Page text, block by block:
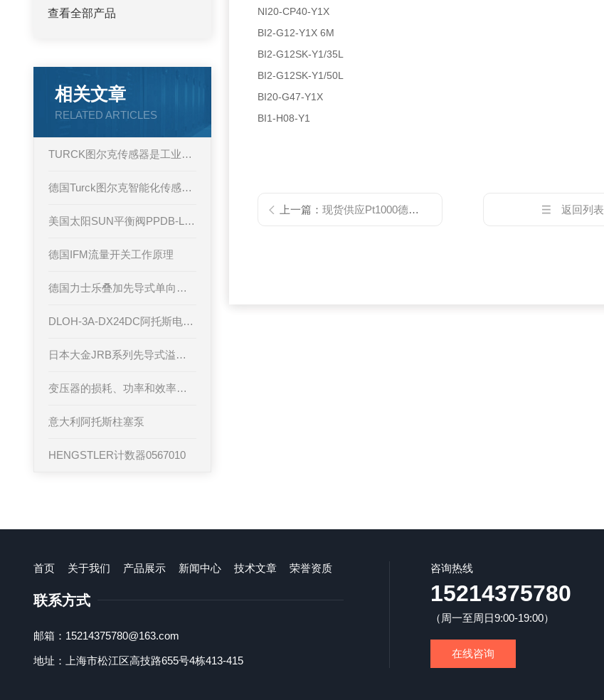
NI20-CP40-Y1X
BI2-G12-Y1X 6M
BI2-G12SK-Y1/35L
BI2-G12SK-Y1/50L
BI20-G47-Y1X
BI1-H08-Y1
上一篇：现货供应Pt1000德国易福门温度传感器 返回列表
查看全部产品
相关文章
RELATED ARTICLES
TURCK图尔克传感器是工业自动化的“感知神经”与“智能中枢”
德国Turck图尔克智能化传感器的飞速发展
美国太阳SUN平衡阀PPDB-LDN产品工作原理中文资料
德国IFM流量开关工作原理
德国力士乐叠加先导式单向阀ZDR6DA2-4X/25Y
DLOH-3A-DX24DC阿托斯电磁阀内部结构
日本大金JRB系列先导式溢流阀产品性能概述
变压器的损耗、功率和效率介绍
意大利阿托斯柱塞泵
HENGSTLER计数器0567010
首页 关于我们 产品展示 新闻中心 技术文章 荣誉资质
联系方式
邮箱：15214375780@163.com
地址：上海市松江区高技路655号4栋413-415
咨询热线
15214375780
（周一至周日9:00-19:00）
在线咨询